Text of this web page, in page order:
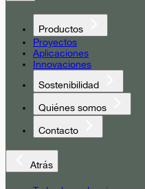
Productos
Proyectos
Aplicaciones
Innovaciones
Sostenibilidad
Quiénes somos
Contacto
Atrás